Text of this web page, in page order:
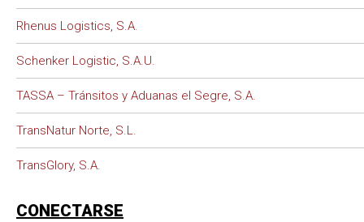
Rhenus Logistics, S.A.
Schenker Logistic, S.A.U.
TASSA – Tránsitos y Aduanas el Segre, S.A.
TransNatur Norte, S.L.
TransGlory, S.A.
CONECTARSE